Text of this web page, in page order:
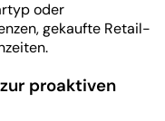
oder
gekaufte Retail-
proaktiven